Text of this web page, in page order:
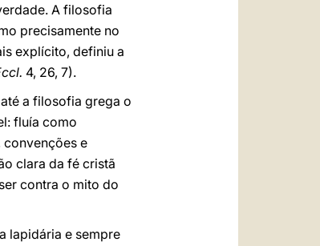
A filosofia
precisamente no
explícito, definiu a
4, 26, 7).
a filosofia grega o
fluía como
e
clara da fé cristã
contra o mito do
lapidária e sempre